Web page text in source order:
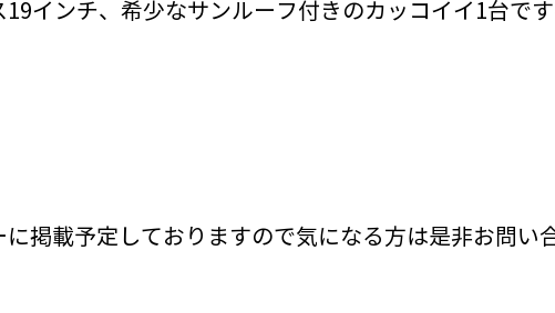
インチ、希少なサンルーフ付きのカッコイイ1台です
掲載予定しておりますので気になる方は是非お問い